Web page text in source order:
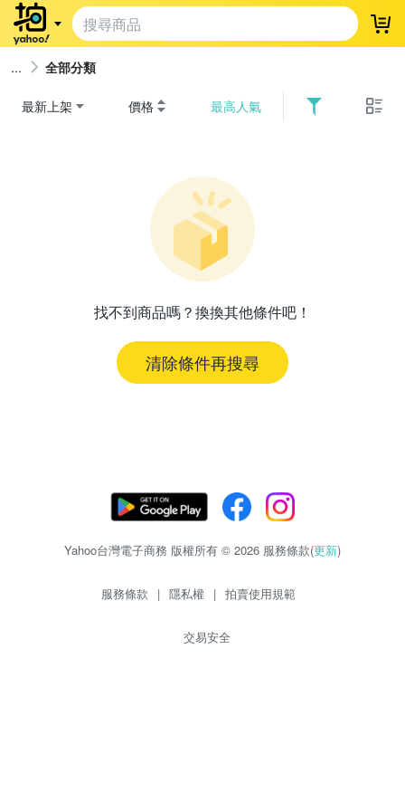
登
全部分類
最新上架 價格 最高人氣
找不到商品嗎？換換其他條件吧！
清除條件再搜尋
Yahoo台灣電子商務 版權所有 © 2026 服務條款(更新)
服務條款 | 隱私權 | 拍賣使用規範
交易安全